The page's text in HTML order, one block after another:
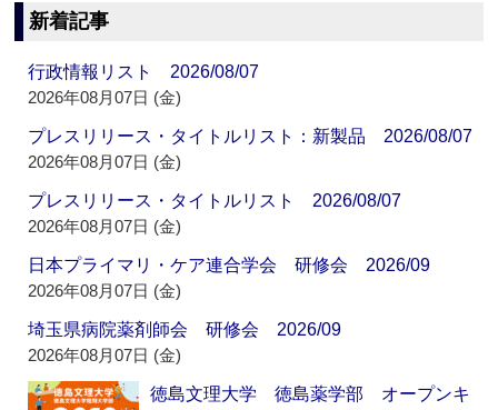
新着記事
行政情報リスト 2026/08/07
2026年08月07日 (金)
プレスリリース・タイトルリスト：新製品 2026/08/07
2026年08月07日 (金)
プレスリリース・タイトルリスト 2026/08/07
2026年08月07日 (金)
日本プライマリ・ケア連合学会 研修会 2026/09
2026年08月07日 (金)
埼玉県病院薬剤師会 研修会 2026/09
2026年08月07日 (金)
徳島文理大学 徳島薬学部 オープンキ